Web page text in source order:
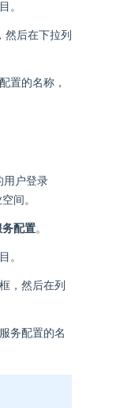
。
，然后在下拉列
置的名称，
用户登录
间。
配置。
。
，然后在列
务配置的名